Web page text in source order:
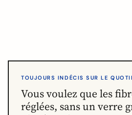
TOUJOURS INDÉCIS SUR LE
Vous voulez que les
réglées, sans un verre